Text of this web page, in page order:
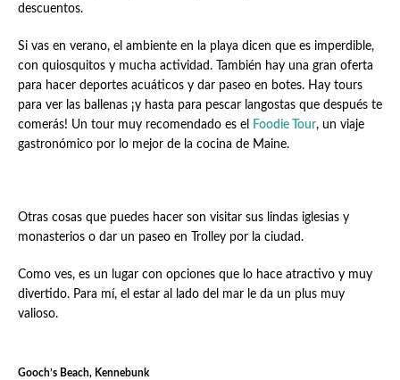
descuentos.
Si vas en verano, el ambiente en la playa dicen que es imperdible,
con quiosquitos y mucha actividad. También hay una gran oferta
para hacer deportes acuáticos y dar paseo en botes. Hay tours
para ver las ballenas ¡y hasta para pescar langostas que después te
comerás! Un tour muy recomendado es el
Foodie Tour, un viaje
gastronómico por lo mejor de la cocina de Maine.
Otras cosas que puedes hacer son visitar sus lindas iglesias y
monasterios o dar un paseo en Trolley por la ciudad.
Como ves, es un lugar con opciones que lo hace atractivo y muy
divertido. Para mí, el estar al lado del mar le da un plus muy
valioso.
Gooch’s Beach, Kennebunk